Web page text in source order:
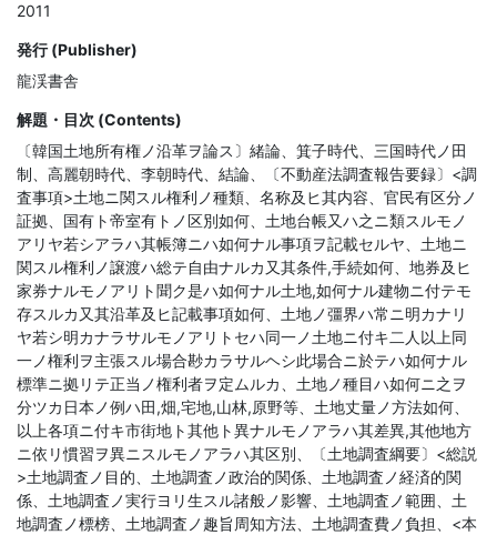
2011
発行 (Publisher)
龍渓書舎
解題・目次 (Contents)
〔韓国土地所有権ノ沿革ヲ論ス〕緒論、箕子時代、三国時代ノ田
制、高麗朝時代、李朝時代、結論、〔不動産法調査報告要録〕<調
査事項>土地ニ関スル権利ノ種類、名称及ヒ其内容、官民有区分ノ
証拠、国有ト帝室有トノ区別如何、土地台帳又ハ之ニ類スルモノ
アリヤ若シアラハ其帳簿ニハ如何ナル事項ヲ記載セルヤ、土地ニ
関スル権利ノ譲渡ハ総テ自由ナルカ又其条件,手続如何、地券及ヒ
家券ナルモノアリト聞ク是ハ如何ナル土地,如何ナル建物ニ付テモ
存スルカ又其沿革及ヒ記載事項如何、土地ノ彊界ハ常ニ明カナリ
ヤ若シ明カナラサルモノアリトセハ同一ノ土地ニ付キ二人以上同
一ノ権利ヲ主張スル場合尠カラサルヘシ此場合ニ於テハ如何ナル
標準ニ拠リテ正当ノ権利者ヲ定ムルカ、土地ノ種目ハ如何ニ之ヲ
分ツカ日本ノ例ハ田,畑,宅地,山林,原野等、土地丈量ノ方法如何、
以上各項ニ付キ市街地ト其他ト異ナルモノアラハ其差異,其他地方
ニ依リ慣習ヲ異ニスルモノアラハ其区別、〔土地調査綱要〕<総説
>土地調査ノ目的、土地調査ノ政治的関係、土地調査ノ経済的関
係、土地調査ノ実行ヨリ生スル諸般ノ影響、土地調査ノ範囲、土
地調査ノ標榜、土地調査ノ趣旨周知方法、土地調査費ノ負担、<本